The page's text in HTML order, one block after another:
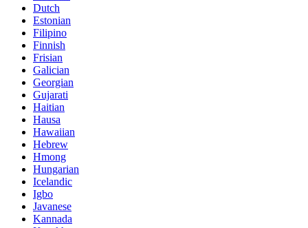
Dutch
Estonian
Filipino
Finnish
Frisian
Galician
Georgian
Gujarati
Haitian
Hausa
Hawaiian
Hebrew
Hmong
Hungarian
Icelandic
Igbo
Javanese
Kannada